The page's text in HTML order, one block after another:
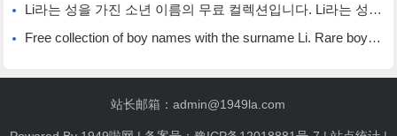
Li라는 성을 가진 소년 이름의 무료 컬렉션입니다. Li라는 성을 가진 희귀한 소년 이름입니다.
Free collection of boy names with the surname Li. Rare boy names with the surname Li.
站长邮箱：admin@1949la.com